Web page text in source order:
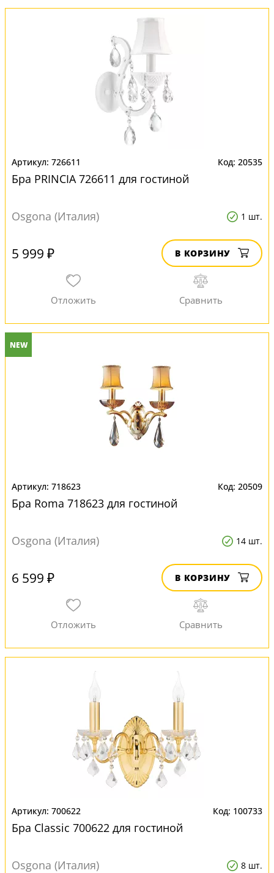
726611 20535
Бра PRINCIA 726611 для гостиной
Osgona (Италия) 1 шт.
5 999 ₽ В КОРЗИНУ
NEW
718623 20509
Бра Roma 718623 для гостиной
Osgona (Италия) 14 шт.
6 599 ₽ В КОРЗИНУ
700622 100733
Бра Classic 700622 для гостиной
Osgona (Италия) 8 шт.